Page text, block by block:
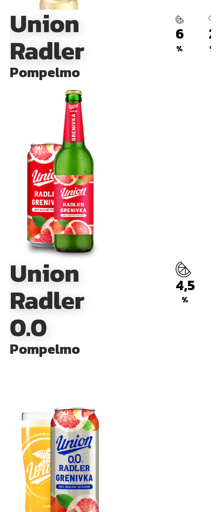
Union
Radler
Pompelmo
6
%
2
%
Union
Radler
0.0
Pompelmo
4,5
%